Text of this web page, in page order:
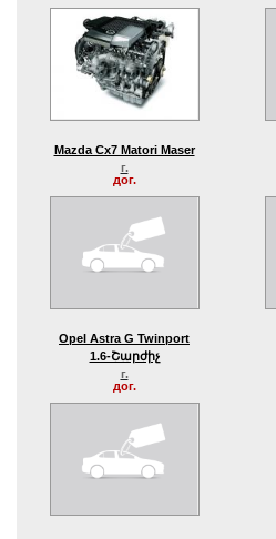
Mazda Cx7 Matori Maser
г.
дог.
Opel Astra G Twinport
1.6-Շարժիչ
г.
дог.